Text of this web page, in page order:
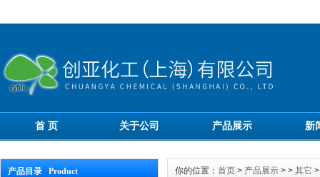
首 页 关于公司 产品展示 新
产品目录 Product 你的位置： 首页 > 产品展示 > > 其它